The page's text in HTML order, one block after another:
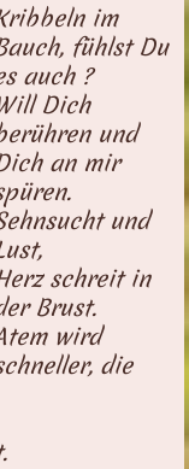
im
fühlst Du
auch ?
Dich
und
an mir
und
schreit in
Brust.
wird
die